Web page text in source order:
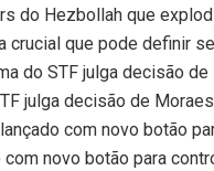
do Hezbollah que
crucial que pode definir
do STF julga decisão
julga decisão de
com novo botão
novo botão para